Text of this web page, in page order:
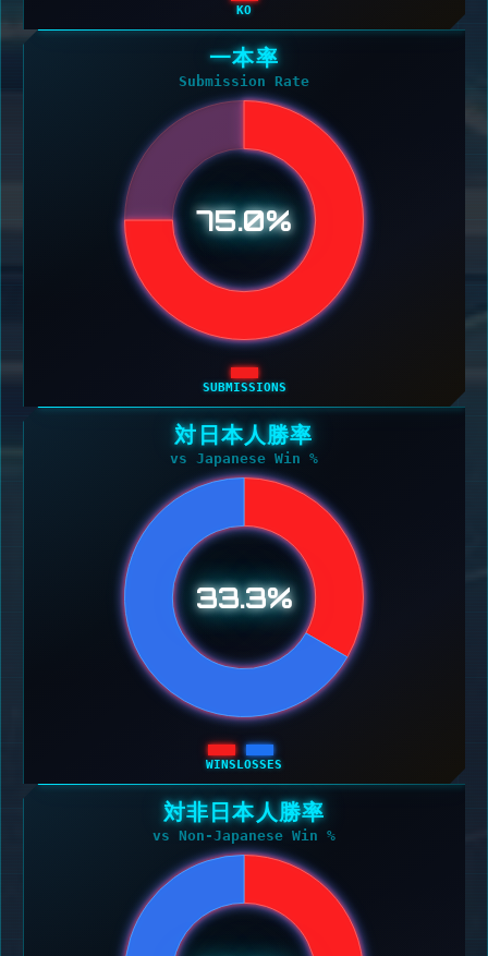
KO
一本率
Submission Rate
75.0%
SUBMISSIONS
対日本人勝率
vs Japanese Win %
33.3%
WINSLOSSES
対非日本人勝率
vs Non-Japanese Win %